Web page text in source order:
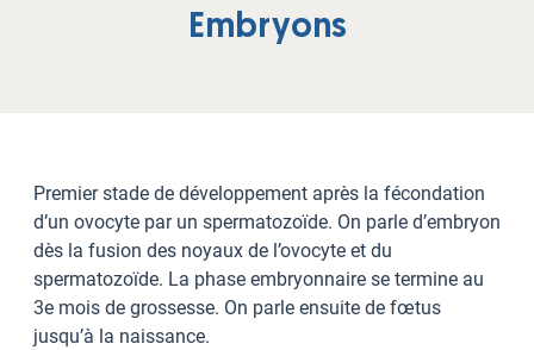
Embryons
Premier stade de développement après la fécondation
d’un ovocyte par un spermatozoïde. On parle d’embryon
dès la fusion des noyaux de l’ovocyte et du
spermatozoïde. La phase embryonnaire se termine au
3e mois de grossesse. On parle ensuite de fœtus
jusqu’à la naissance.